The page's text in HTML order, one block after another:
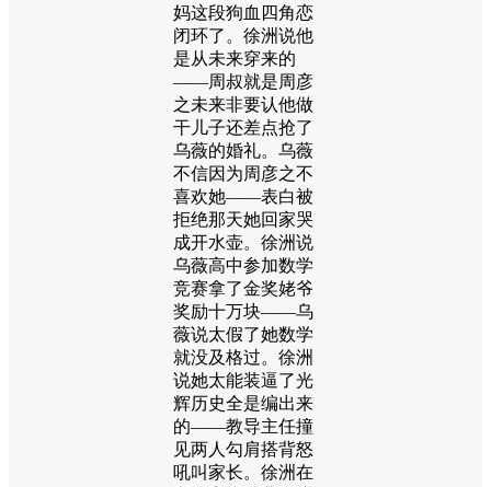
妈这段狗血四角恋
闭环了。徐洲说他
是从未来穿来的
——周叔就是周彦
之未来非要认他做
干儿子还差点抢了
乌薇的婚礼。乌薇
不信因为周彦之不
喜欢她——表白被
拒绝那天她回家哭
成开水壶。徐洲说
乌薇高中参加数学
竞赛拿了金奖姥爷
奖励十万块——乌
薇说太假了她数学
就没及格过。徐洲
说她太能装逼了光
辉历史全是编出来
的——教导主任撞
见两人勾肩搭背怒
吼叫家长。徐洲在